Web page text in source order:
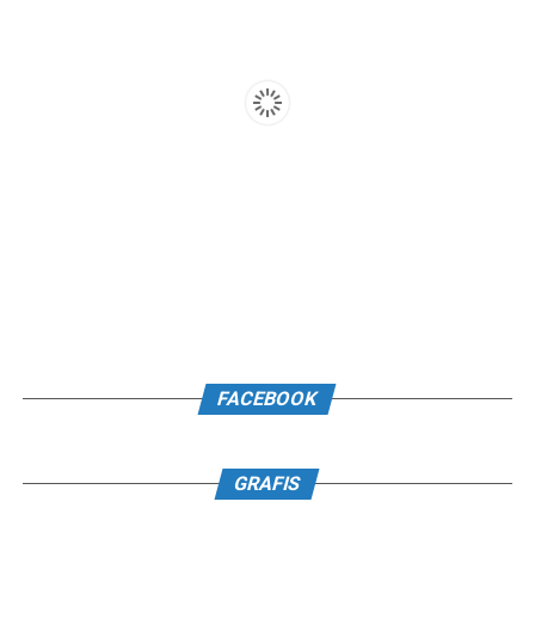
FACEBOOK
GRAFIS